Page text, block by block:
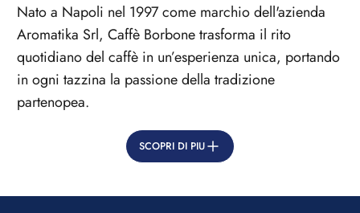
Nato a Napoli nel 1997 come marchio dell'azienda
Aromatika Srl, Caffè Borbone trasforma il rito
quotidiano del caffè in un’esperienza unica, portando
in ogni tazzina la passione della tradizione
partenopea.
Oggi siamo uno dei leader nel mercato nazionale
della torrefazione, guidati da un’unica grande
l'eccellenza delle materie prime a un prezzo
SCOPRI DI PIU